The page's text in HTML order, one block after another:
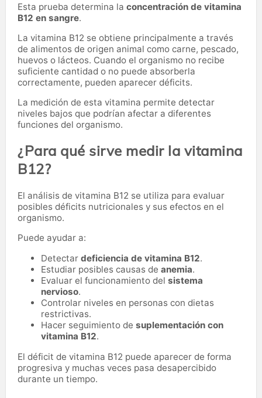
Esta prueba determina la concentración de vitamina
B12 en sangre.
La vitamina B12 se obtiene principalmente a través
de alimentos de origen animal como carne, pescado,
huevos o lácteos. Cuando el organismo no recibe
suficiente cantidad o no puede absorberla
correctamente, pueden aparecer déficits.
La medición de esta vitamina permite detectar
niveles bajos que podrían afectar a diferentes
funciones del organismo.
¿Para qué sirve medir la vitamina
B12?
El análisis de vitamina B12 se utiliza para evaluar
posibles déficits nutricionales y sus efectos en el
organismo.
Puede ayudar a:
Detectar deficiencia de vitamina B12.
Estudiar posibles causas de anemia.
Evaluar el funcionamiento del sistema
nervioso.
Controlar niveles en personas con dietas
restrictivas.
Hacer seguimiento de suplementación con
vitamina B12.
El déficit de vitamina B12 puede aparecer de forma
progresiva y muchas veces pasa desapercibido
durante un tiempo.